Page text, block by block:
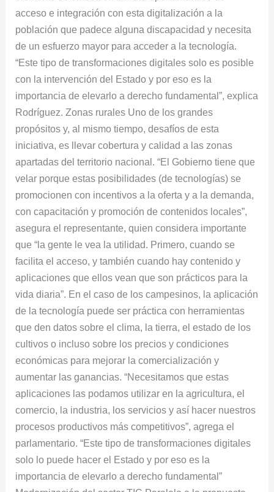
acceso e integración con esta digitalización a la
población que padece alguna discapacidad y necesita
de un esfuerzo mayor para acceder a la tecnología.
“Este tipo de transformaciones digitales solo es posible
con la intervención del Estado y por eso es la
importancia de elevarlo a derecho fundamental”, explica
Rodríguez. Zonas rurales Uno de los grandes
propósitos y, al mismo tiempo, desafíos de esta
iniciativa, es llevar cobertura y calidad a las zonas
apartadas del territorio nacional. “El Gobierno tiene que
velar porque estas posibilidades (de tecnologías) se
promocionen con incentivos a la oferta y a la demanda,
con capacitación y promoción de contenidos locales”,
asegura el representante, quien considera importante
que “la gente le vea la utilidad. Primero, cuando se
facilita el acceso, y también cuando hay contenido y
aplicaciones que ellos vean que son prácticos para la
vida diaria”. En el caso de los campesinos, la aplicación
de la tecnología puede ser práctica con herramientas
que den datos sobre el clima, la tierra, el estado de los
cultivos o incluso sobre los precios y condiciones
económicas para mejorar la comercialización y
aumentar las ganancias. “Necesitamos que estas
aplicaciones las podamos utilizar en la agricultura, el
comercio, la industria, los servicios y así hacer nuestros
procesos productivos más competitivos”, agrega el
parlamentario. “Este tipo de transformaciones digitales
solo lo puede hacer el Estado y por eso es la
importancia de elevarlo a derecho fundamental”